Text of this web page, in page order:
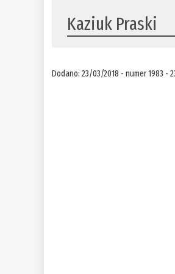
Kaziuk Praski
Dodano: 23/03/2018 - numer 1983 -